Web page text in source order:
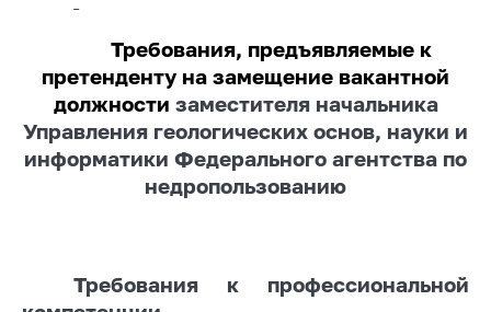
Требования, предъявляемые к
претенденту на замещение вакантной
должности заместителя начальника
Управления геологических основ, науки и
информатики Федерального агентства по
недропользованию
Требования к профессиональной